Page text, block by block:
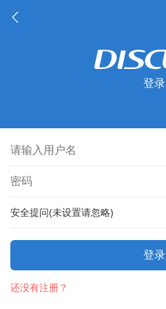
登录
安全提问(未设置请忽略)
登录
还没有注册？